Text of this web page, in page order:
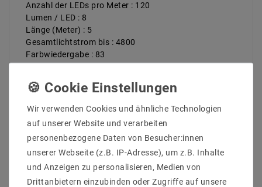
Anzahl der LEDs pro Meter : 120
Lumen / LED : 8
Länge (Meter) : 5
Gesamtlichtstrom bis : 4800
Farbwiedergabe : 83
Betriebstemperatur (C°) : -20ºC - 50ºC
Arbeitsspannung (Volt) : 24
Arbeitsstrom / Meter max bis (mA) : 400
Leistung (W) pro Meter bis : 9,6
gesamte Leistung (W) bis : 48
Breite in mm : 8
Hohe in mm : 2
Lichtausbeute bis : 100 lm/W
Wir verwenden Cookies und ähnliche Technologien
auf unserer Website und verarbeiten
personenbezogene Daten von Besucher:innen
unserer Webseite (z.B. IP-Adresse), um z.B. Inhalte
und Anzeigen zu personalisieren, Medien von
Drittanbietern einzubinden oder Zugriffe auf unsere